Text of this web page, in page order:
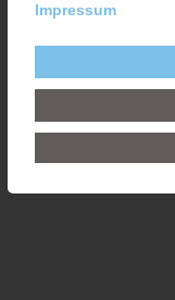
Impressum